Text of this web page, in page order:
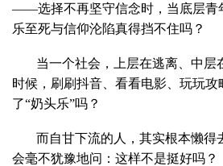
——选择不再坚守信念时，当底层青
乐至死与信仰沦陷真得挡不住吗？
当一个社会，上层在逃离、中层
时候，刷刷抖音、看看电影、玩玩攻
了“奶头乐”吗？
而自甘下流的人，其实根本懒得
会毫不犹豫地问：这样不是挺好吗？